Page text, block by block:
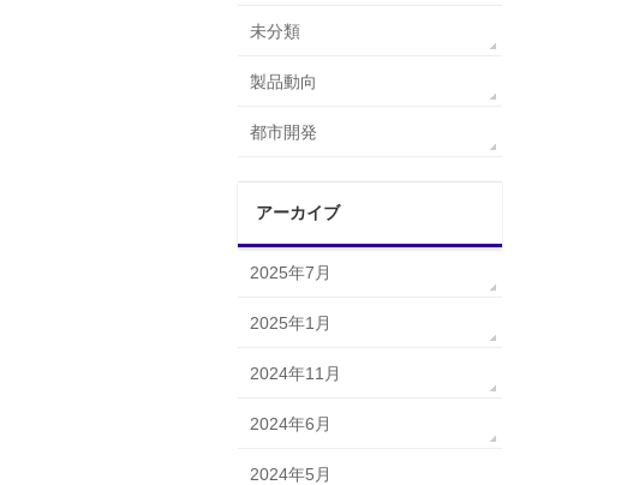
未分類
製品動向
都市開発
アーカイブ
2025年7月
2025年1月
2024年11月
2024年6月
2024年5月